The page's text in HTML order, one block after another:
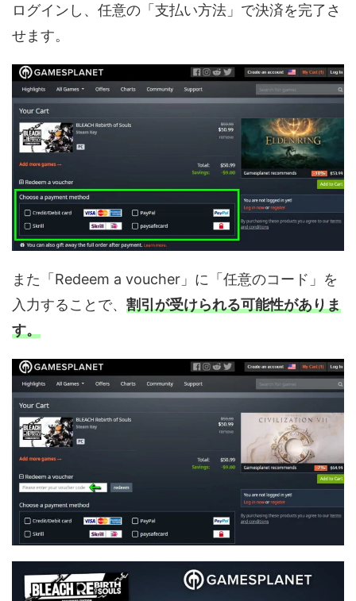
ログインし、任意の「支払い方法」で決済を完了さ
せます。
また「Redeem a voucher」に「任意のコード」を
入力することで、 割引が受けられる可能性がありま
す。